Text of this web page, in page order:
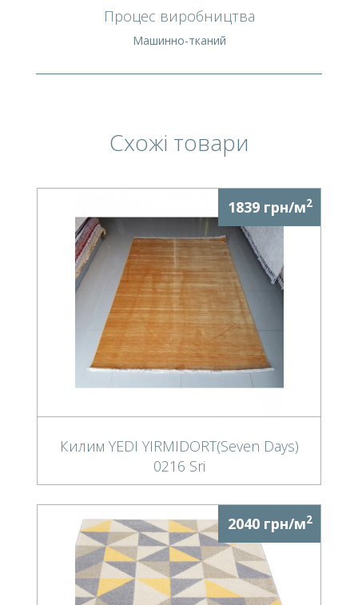
Процес виробництва
Машинно-тканий
Схожі товари
1839 грн/м2
Килим YEDI YIRMIDORT(Seven Days)
0216 Sri
2040 грн/м2